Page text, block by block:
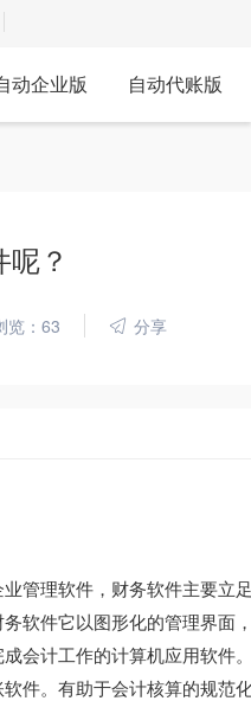
动企业版 自动代账版
？
览：63 分享
管理软件，财务软件主要
软件它以图形化的管理界
会计工作的计算机应用软件
件。有助于会计核算的规